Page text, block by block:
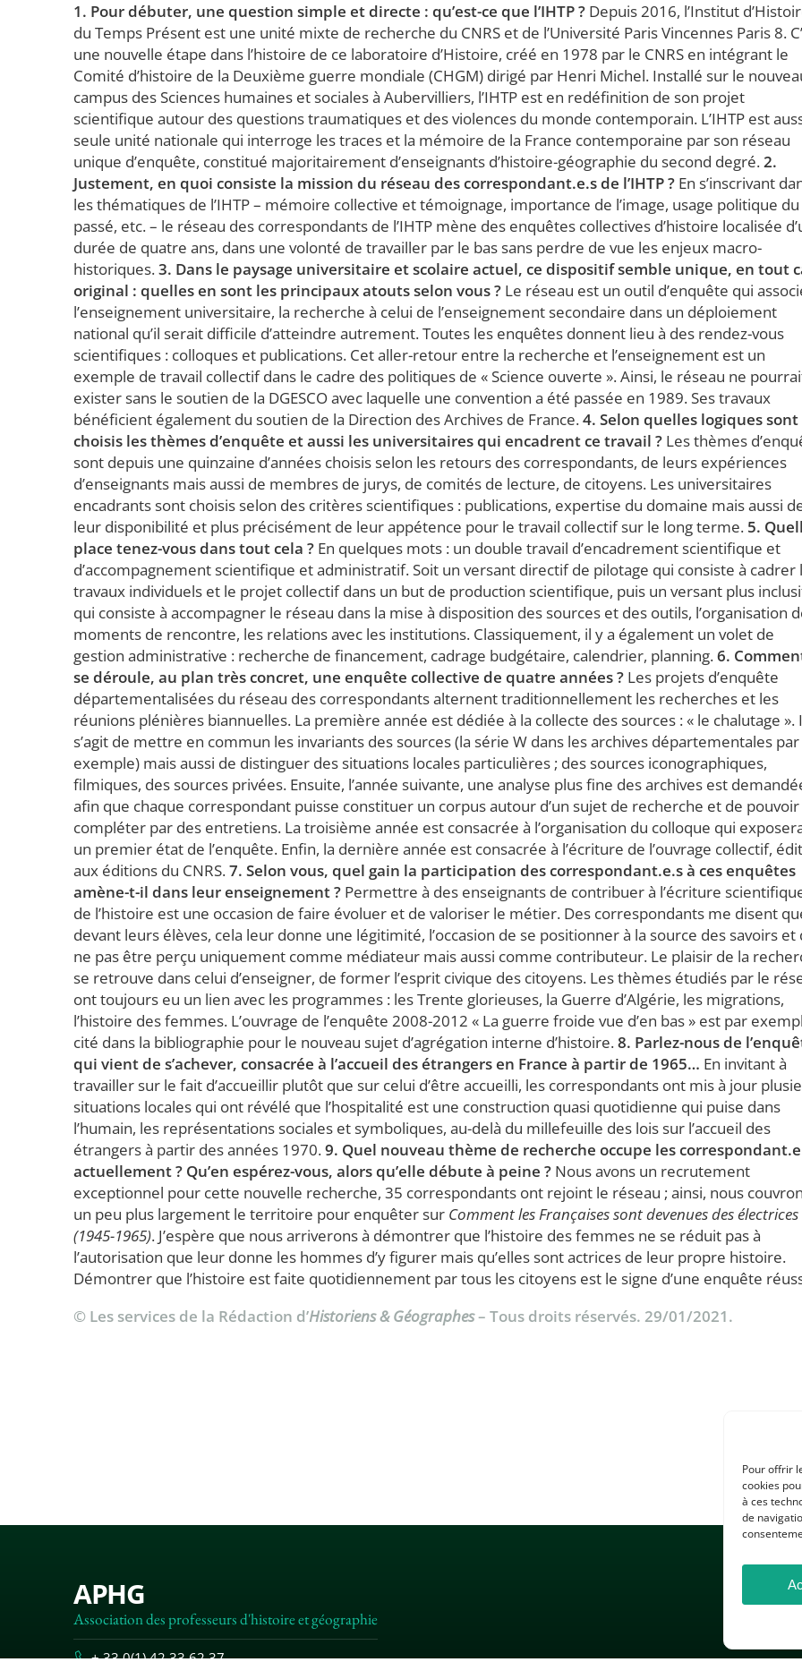
Pour offrir
cookies
à ces
de
1. Pour débuter, une question simple et directe : qu’est-ce que l’IHTP ? Depuis 2016, l’Institut
du Temps Présent est une unité mixte de recherche du CNRS et de l’Université Paris Vincennes Paris 8.
une nouvelle étape dans l’histoire de ce laboratoire d’Histoire, créé en 1978 par le CNRS en intégrant le
Comité d’histoire de la Deuxième guerre mondiale (CHGM) dirigé par Henri Michel. Installé sur le
campus des Sciences humaines et sociales à Aubervilliers, l’IHTP est en redéfinition de son projet
scientifique autour des questions traumatiques et des violences du monde contemporain. L’IHTP est
seule unité nationale qui interroge les traces et la mémoire de la France contemporaine par son réseau
unique d’enquête, constitué majoritairement d’enseignants d’histoire-géographie du second degré.2.
Justement, en quoi consiste la mission du réseau des correspondant.e.s de l’IHTP ? En s’inscrivant
les thématiques de l’IHTP – mémoire collective et témoignage, importance de l’image, usage politique du
passé, etc. – le réseau des correspondants de l’IHTP mène des enquêtes collectives d’histoire localisée
durée de quatre ans, dans une volonté de travailler par le bas sans perdre de vue les enjeux macro-
historiques.3. Dans le paysage universitaire et scolaire actuel, ce dispositif semble unique, en tout
original : quelles en sont les principaux atouts selon vous ? Le réseau est un outil d’enquête qui
l’enseignement universitaire, la recherche à celui de l’enseignement secondaire dans un déploiement
national qu’il serait difficile d’atteindre autrement. Toutes les enquêtes donnent lieu à des rendez-vous
scientifiques : colloques et publications. Cet aller-retour entre la recherche et l’enseignement est un
exemple de travail collectif dans le cadre des politiques de « Science ouverte ». Ainsi, le réseau ne
exister sans le soutien de la DGESCO avec laquelle une convention a été passée en 1989. Ses travaux
bénéficient également du soutien de la Direction des Archives de France.4. Selon quelles logiques sont
choisis les thèmes d’enquête et aussi les universitaires qui encadrent ce travail ? Les thèmes
sont depuis une quinzaine d’années choisis selon les retours des correspondants, de leurs expériences
d’enseignants mais aussi de membres de jurys, de comités de lecture, de citoyens. Les universitaires
encadrants sont choisis selon des critères scientifiques : publications, expertise du domaine mais aussi
leur disponibilité et plus précisément de leur appétence pour le travail collectif sur le long terme. 5.
place tenez-vous dans tout cela ? En quelques mots : un double travail d’encadrement scientifique et
d’accompagnement scientifique et administratif. Soit un versant directif de pilotage qui consiste à cadrer
travaux individuels et le projet collectif dans un but de production scientifique, puis un versant plus
qui consiste à accompagner le réseau dans la mise à disposition des sources et des outils, l’organisation
moments de rencontre, les relations avec les institutions. Classiquement, il y a également un volet de
gestion administrative : recherche de financement, cadrage budgétaire, calendrier, planning.6.
se déroule, au plan très concret, une enquête collective de quatre années ? Les projets d’enquête
départementalisées du réseau des correspondants alternent traditionnellement les recherches et les
réunions plénières biannuelles. La première année est dédiée à la collecte des sources : « le chalutage ».
s’agit de mettre en commun les invariants des sources (la série W dans les archives départementales par
exemple) mais aussi de distinguer des situations locales particulières ; des sources iconographiques,
filmiques, des sources privées. Ensuite, l’année suivante, une analyse plus fine des archives est
afin que chaque correspondant puisse constituer un corpus autour d’un sujet de recherche et de pouvoir
compléter par des entretiens. La troisième année est consacrée à l’organisation du colloque qui
un premier état de l’enquête. Enfin, la dernière année est consacrée à l’écriture de l’ouvrage collectif,
aux éditions du CNRS.7. Selon vous, quel gain la participation des correspondant.e.s à ces enquêtes
amène-t-il dans leur enseignement ? Permettre à des enseignants de contribuer à l’écriture
de l’histoire est une occasion de faire évoluer et de valoriser le métier. Des correspondants me disent
devant leurs élèves, cela leur donne une légitimité, l’occasion de se positionner à la source des savoirs et
ne pas être perçu uniquement comme médiateur mais aussi comme contributeur. Le plaisir de la
se retrouve dans celui d’enseigner, de former l’esprit civique des citoyens. Les thèmes étudiés par le
ont toujours eu un lien avec les programmes : les Trente glorieuses, la Guerre d’Algérie, les migrations,
l’histoire des femmes. L’ouvrage de l’enquête 2008-2012 « La guerre froide vue d’en bas » est par
cité dans la bibliographie pour le nouveau sujet d’agrégation interne d’histoire.8. Parlez-nous de
qui vient de s’achever, consacrée à l’accueil des étrangers en France à partir de 1965… En invitant à
travailler sur le fait d’accueillir plutôt que sur celui d’être accueilli, les correspondants ont mis à jour
situations locales qui ont révélé que l’hospitalité est une construction quasi quotidienne qui puise dans
l’humain, les représentations sociales et symboliques, au-delà du millefeuille des lois sur l’accueil des
étrangers à partir des années 1970.9. Quel nouveau thème de recherche occupe les
actuellement ? Qu’en espérez-vous, alors qu’elle débute à peine ? Nous avons un recrutement
exceptionnel pour cette nouvelle recherche, 35 correspondants ont rejoint le réseau ; ainsi, nous
un peu plus largement le territoire pour enquêter sur Comment les Françaises sont devenues des électrices
(1945-1965). J’espère que nous arriverons à démontrer que l’histoire des femmes ne se réduit pas à
l’autorisation que leur donne les hommes d’y figurer mais qu’elles sont actrices de leur propre histoire.
Démontrer que l’histoire est faite quotidiennement par tous les citoyens est le signe d’une enquête
© Les services de la Rédaction d’Historiens & Géographes– Tous droits réservés. 29/01/2021.
APHG
Association des professeurs d'histoire et géographie
+ 33 0(1) 42 33 62 37